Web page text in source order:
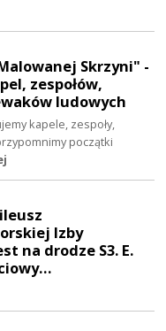
Skrzyni" -
zespołów,
ludowych
kapele, zespoły,
początki
Izby
na drodze S3. E.